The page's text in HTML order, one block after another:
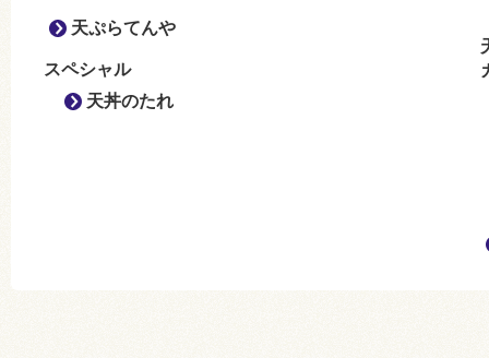
天ぷらてんや
スペシャル
天丼のたれ